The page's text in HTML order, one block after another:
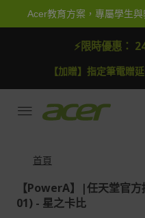
⚡限時優惠：
【加贈】指定筆電贈
首頁
【PowerA】|任天堂官
01) - 星之卡比